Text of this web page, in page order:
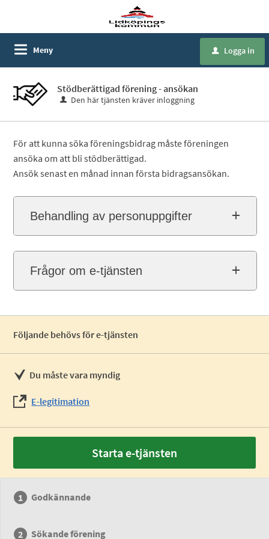
Meny u Logga in
Stödberättigad förening - ansökan
Den här tjänsten kräver inloggning
För att kunna söka föreningsbidrag måste föreningen
ansöka om att bli stödberättigad.
Ansök senast en månad innan första bidragsansökan.
Behandling av personuppgifter
Frågor om e-tjänsten
Följande behövs för e-tjänsten
Du måste vara myndig
E-legitimation
Starta e-tjänsten
Godkännande
Sökande förening